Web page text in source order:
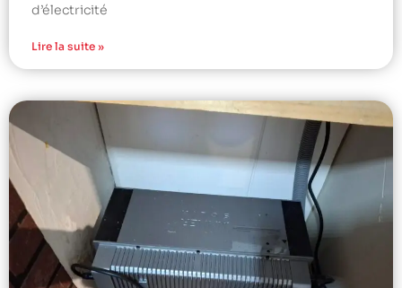
d’électricité
Lire la suite »